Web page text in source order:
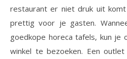
restaurant er niet druk uit
prettig voor je gasten.
goedkope horeca tafels, kun je
winkel te bezoeken. Een